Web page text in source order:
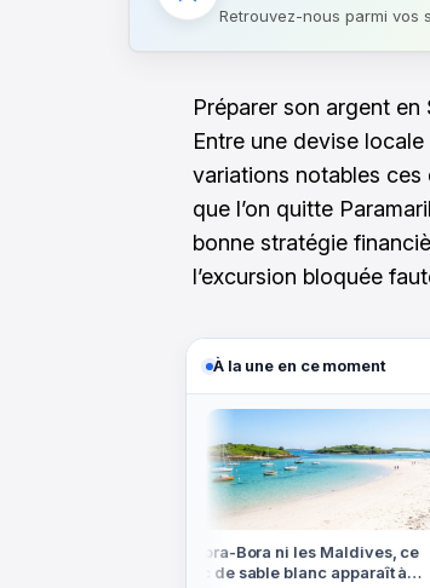
Retrouvez-nous parmi vos
Préparer son argent en
Entre une devise
variations notables ces
que l’on quitte
bonne stratégie
l’excursion bloquée
À la une en ce moment
Ni Bora-Bora ni les Maldives, ce
banc de sable blanc apparaît à